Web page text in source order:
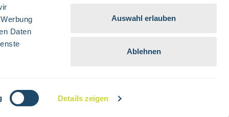
Daten
Details zeigen
Auswahl erlauben
Ablehnen
nicht anders angegeben.